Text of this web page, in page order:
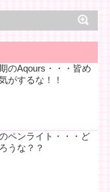
のAqours・・・皆め
がするな！！
ペンライト・・・ど
うな？？